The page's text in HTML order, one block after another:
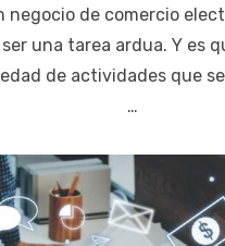
negocio de comercio
una tarea ardua. Y es
de actividades que
…